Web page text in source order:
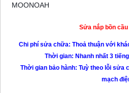
MOONOAH
Sửa nắp bồn
Chi phí sửa chữa: Thoả thuận với
Thời gian: Nhanh nhất 3
Thời gian bảo hành: Tuỳ theo lỗi
mạch